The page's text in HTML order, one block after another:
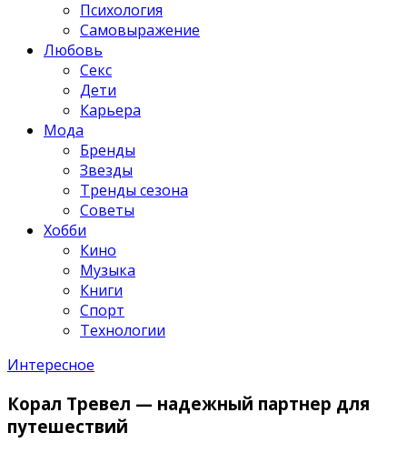
Психология
Самовыражение
Любовь
Секс
Дети
Карьера
Мода
Бренды
Звезды
Тренды сезона
Советы
Хобби
Кино
Музыка
Книги
Спорт
Технологии
Интересное
Корал Тревел — надежный партнер для
путешествий